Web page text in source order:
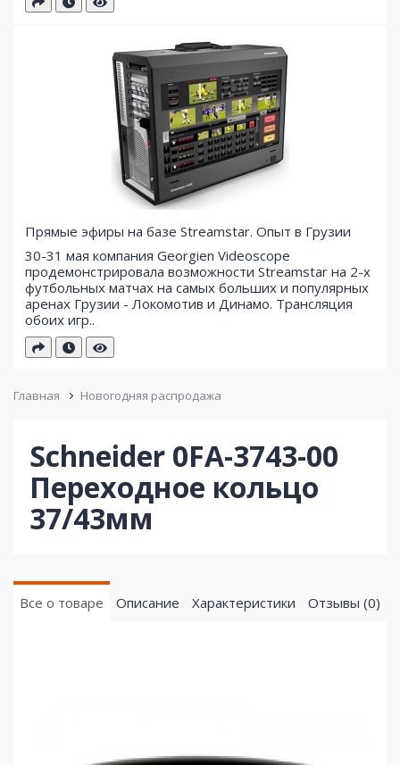
Прямые эфиры на базе Streamstar. Опыт в Грузии
30-31 мая компания Georgien Videoscope
продемонстрировала возможности Streamstar на 2-х
футбольных матчах на самых больших и популярных
аренах Грузии - Локомотив и Динамо. Трансляция
обоих игр..
Главная Новогодняя распродажа
Schneider 0FA-3743-00
Переходное кольцо
37/43мм
Все о товаре Описание Характеристики Отзывы (0)